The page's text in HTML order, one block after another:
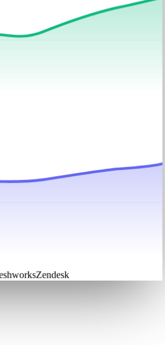
Zendesk